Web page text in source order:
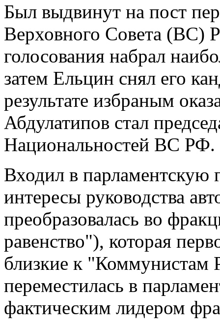
Был выдвинут на пост
Верховного Совета (ВС)
голосования набрал
затем Ельцин снял его
результате избраным
Абдулатипов стал
Национальностей ВС РФ.
Входил в парламентскую
интересы руководства
преобразовалась во
равенство"), которая
близкие к "Коммунистам
переместилась в
фактическим лидером